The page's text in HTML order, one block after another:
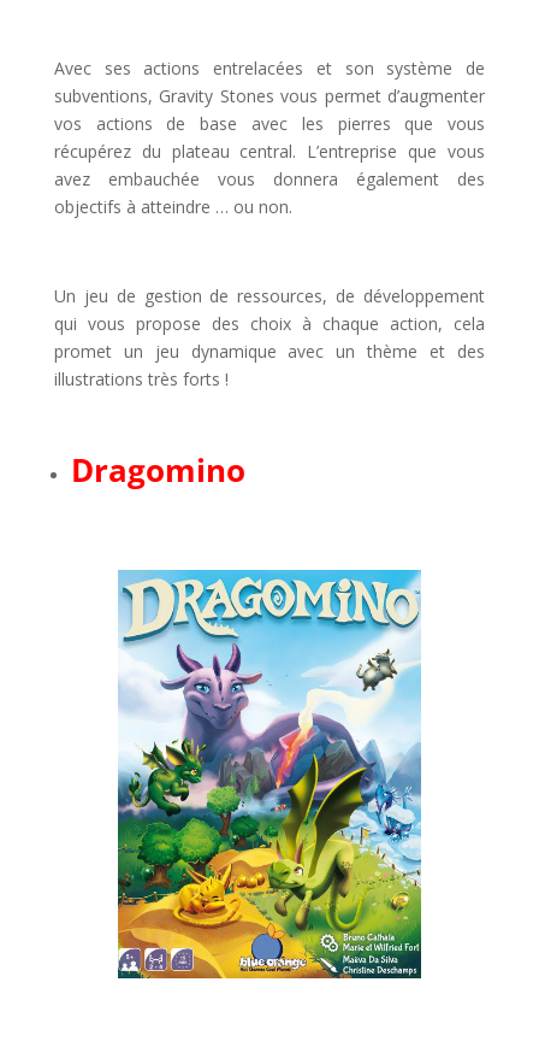
Avec ses actions entrelacées et son système de
subventions, Gravity Stones vous permet d’augmenter
vos actions de base avec les pierres que vous
récupérez du plateau central. L’entreprise que vous
avez embauchée vous donnera également des
objectifs à atteindre … ou non.
Un jeu de gestion de ressources, de développement
qui vous propose des choix à chaque action, cela
promet un jeu dynamique avec un thème et des
illustrations très forts !
Dragomino